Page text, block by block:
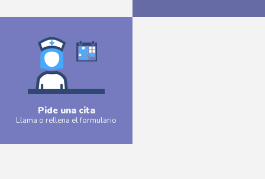
Pide una cita
Llama o rellena el formulario